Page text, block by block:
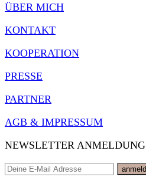
ÜBER MICH
KONTAKT
KOOPERATION
PRESSE
PARTNER
AGB & IMPRESSUM
NEWSLETTER ANMELDUNG